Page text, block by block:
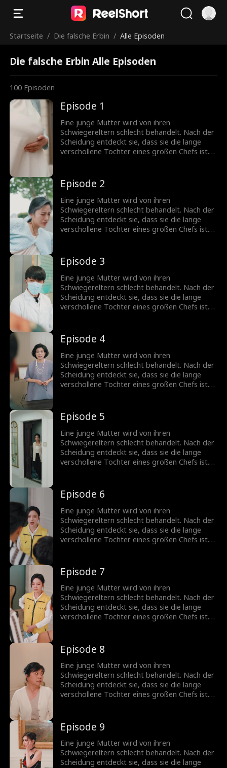
Startseite / Die falsche Erbin / Alle Episoden
Die falsche Erbin Alle Episoden
100 Episoden
Episode 1
Eine junge Mutter wird von ihren
Schwiegereltern schlecht behandelt. Nach der
Scheidung entdeckt sie, dass sie die lange
verschollene Tochter eines großen Chefs ist.
Episode 2
Eine junge Mutter wird von ihren
Schwiegereltern schlecht behandelt. Nach der
Scheidung entdeckt sie, dass sie die lange
verschollene Tochter eines großen Chefs ist.
Episode 3
Eine junge Mutter wird von ihren
Schwiegereltern schlecht behandelt. Nach der
Scheidung entdeckt sie, dass sie die lange
verschollene Tochter eines großen Chefs ist.
Episode 4
Eine junge Mutter wird von ihren
Schwiegereltern schlecht behandelt. Nach der
Scheidung entdeckt sie, dass sie die lange
verschollene Tochter eines großen Chefs ist.
Episode 5
Eine junge Mutter wird von ihren
Schwiegereltern schlecht behandelt. Nach der
Scheidung entdeckt sie, dass sie die lange
verschollene Tochter eines großen Chefs ist.
Episode 6
Eine junge Mutter wird von ihren
Schwiegereltern schlecht behandelt. Nach der
Scheidung entdeckt sie, dass sie die lange
verschollene Tochter eines großen Chefs ist.
Episode 7
Eine junge Mutter wird von ihren
Schwiegereltern schlecht behandelt. Nach der
Scheidung entdeckt sie, dass sie die lange
verschollene Tochter eines großen Chefs ist.
Episode 8
Eine junge Mutter wird von ihren
Schwiegereltern schlecht behandelt. Nach der
Scheidung entdeckt sie, dass sie die lange
verschollene Tochter eines großen Chefs ist.
Episode 9
Eine junge Mutter wird von ihren
Schwiegereltern schlecht behandelt. Nach der
Scheidung entdeckt sie, dass sie die lange